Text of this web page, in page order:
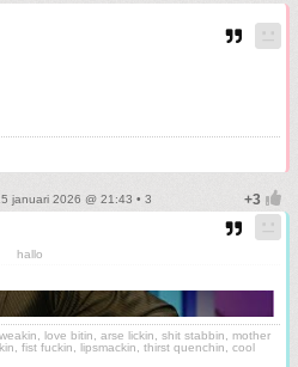
januari 2026 @ 21:43 • 3
hallo
love bitin, arse lickin, shit stabbin, mother
fist fuckin, lipsmackin, thirst quenchin, cool